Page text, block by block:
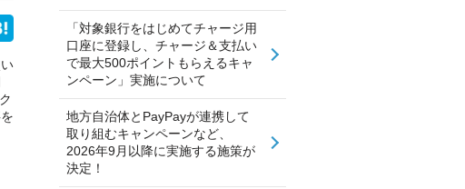
「対象銀行をはじめてチャージ用
口座に登録し、チャージ＆支払い
で最大500ポイントもらえるキャ
ンペーン」実施について
地方自治体とPayPayが連携して
取り組むキャンペーンなど、
2026年9月以降に実施する施策が
決定！